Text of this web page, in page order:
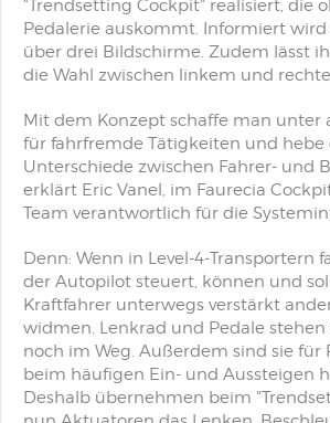
"Trendsetting Cockpit" realisiert, die
Pedalerie auskommt. Informiert wird
über drei Bildschirme. Zudem lässt
die Wahl zwischen linkem und
Mit dem Konzept schaffe man unter
für fahrfremde Tätigkeiten und hebe
Unterschiede zwischen Fahrer- und
erklärt Eric Vanel, im Faurecia
Team verantwortlich für die
Denn: Wenn in Level-4-Transportern
der Autopilot steuert, können und
Kraftfahrer unterwegs verstärkt
widmen. Lenkrad und Pedale
noch im Weg. Außerdem sind sie für
beim häufigen Ein- und Aussteigen
Deshalb übernehmen beim